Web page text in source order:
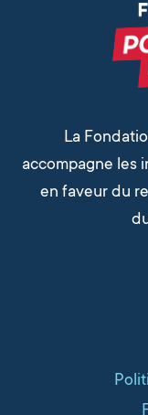
La
accompagne les
en faveur du